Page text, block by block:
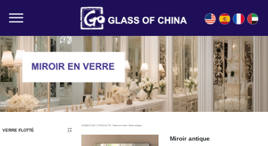
VERRE FLOTTÉ
HOMEPAGE / PRODUCTS/ Miroir en verre/ Miroir antique
Miroir antique